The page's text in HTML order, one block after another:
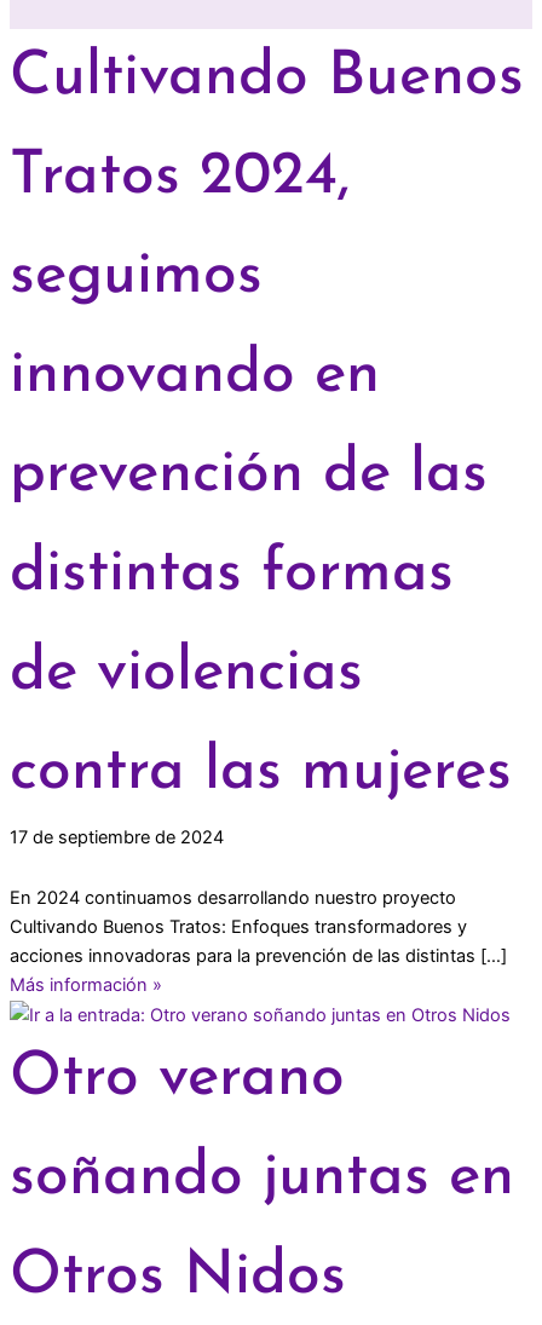
Cultivando Buenos
Tratos 2024,
seguimos
innovando en
prevención de las
distintas formas
de violencias
contra las mujeres
17 de septiembre de 2024
En 2024 continuamos desarrollando nuestro proyecto
Cultivando Buenos Tratos: Enfoques transformadores y
acciones innovadoras para la prevención de las distintas […]
Más información »
Otro verano
soñando juntas en
Otros Nidos